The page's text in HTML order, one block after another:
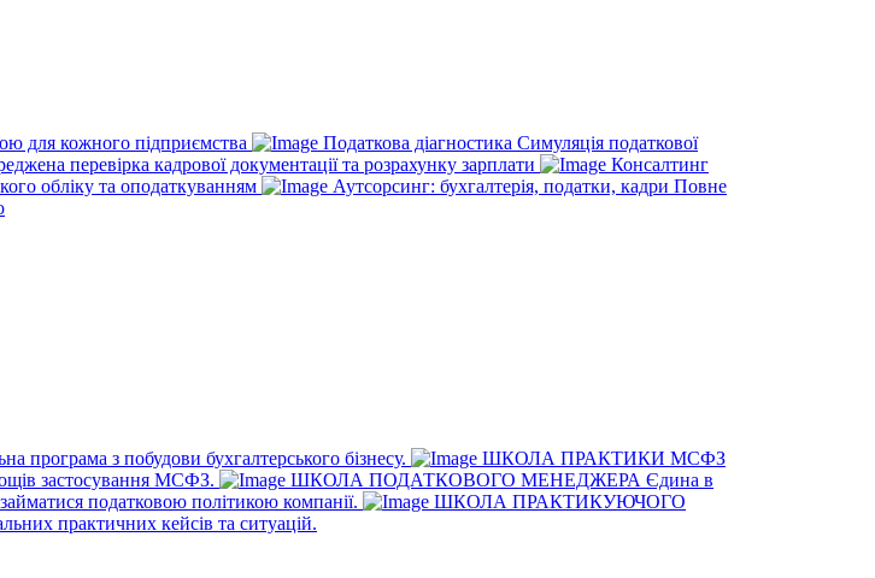
для кожного підприємства Податкова діагностика Симуляція податкової
перевірка кадрової документації та розрахунку зарплати
Консалтинг
обліку та оподаткуванням
Аутсорсинг: бухгалтерія, податки, кадри Повне
програма з побудови бухгалтерського бізнесу.
ШКОЛА ПРАКТИКИ МСФЗ
застосування МСФЗ.
ШКОЛА ПОДАТКОВОГО МЕНЕДЖЕРА Єдина в
податковою політикою компанії.
ШКОЛА ПРАКТИКУЮЧОГО
практичних кейсів та ситуацій.